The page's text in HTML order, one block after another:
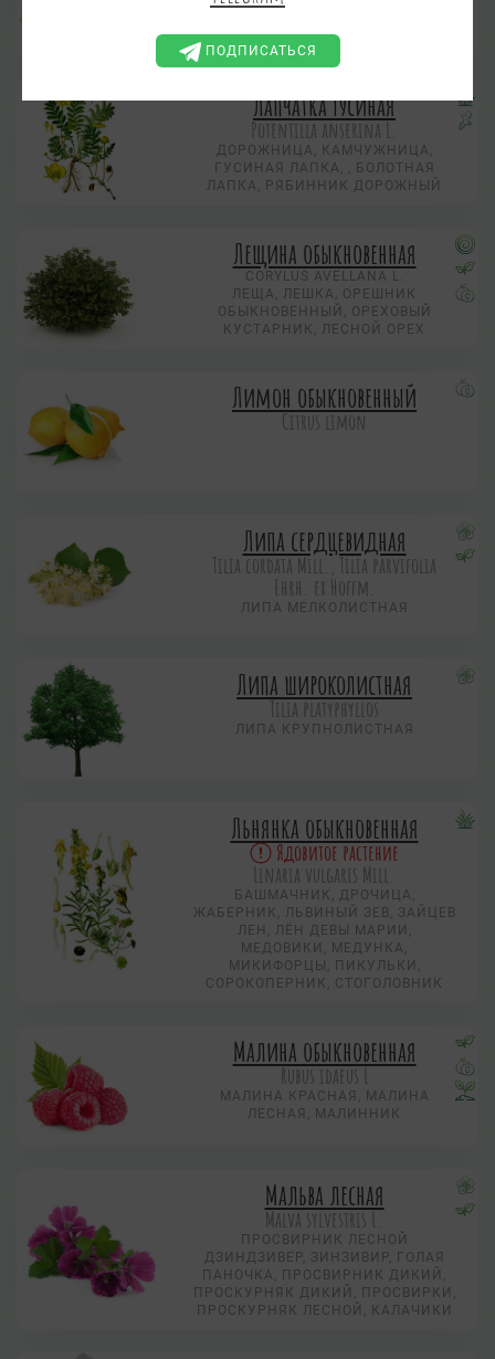
КУКУРУЗА САХАРНАЯ, МАИС
Лапчатка гусиная
Potentilla anserina L.
ДОРОЖНИЦА, КАМЧУЖНИЦА,
ГУСИНАЯ ЛАПКА, , БОЛОТНАЯ
ЛАПКА, РЯБИННИК ДОРОЖНЫЙ
Лещина обыкновенная
CORYLUS AVELLANA L.
ЛЕЩА, ЛЕШКА, ОРЕШНИК
ОБЫКНОВЕННЫЙ, ОРЕХОВЫЙ
КУСТАРНИК, ЛЕСНОЙ ОРЕХ
Лимон обыкновенный
Citrus limon
Липа сердцевидная
Tilia cordata Mill., Tilia parvifolia
Ehrh. ex Hoffm.
ЛИПА МЕЛКОЛИСТНАЯ
Липа широколистная
Tilia platyphyllos
ЛИПА КРУПНОЛИСТНАЯ
Льнянка обыкновенная
Ядовитое растение
Linaria vulgaris Mill.
БАШМАЧНИК, ДРОЧИЦА,
ЖАБЕРНИК, ЛЬВИНЫЙ ЗЕВ, ЗАЙЦЕВ
ЛЕН, ЛЁН ДЕВЫ МАРИИ,
МЕДОВИКИ, МЕДУНКА,
МИКИФОРЦЫ, ПИКУЛЬКИ,
СОРОКОПЕРНИК, СТОГОЛОВНИК
Малина обыкновенная
Rubus idaeus L
МАЛИНА КРАСНАЯ, МАЛИНА
ЛЕСНАЯ, МАЛИННИК
Мальва лесная
Malva sylvestris L.
ПРОСВИРНИК ЛЕСНОЙ
ДЗИНДЗИВЕР, ЗИНЗИВИР, ГОЛАЯ
ПАНОЧКА, ПРОСВИРНИК ДИКИЙ,
ПРОСКУРНЯК ДИКИЙ, ПРОСВИРКИ,
ПРОСКУРНЯК ЛЕСНОЙ, КАЛАЧИКИ
ПОДПИСАТЬСЯ